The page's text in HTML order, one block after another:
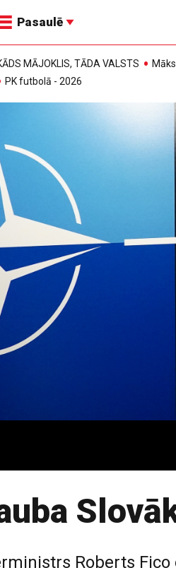
Pasaulē
MĀJOKLIS, TĀDA VALSTS
PK futbolā - 2026
Roberts